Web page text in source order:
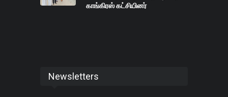
காங்கிரஸ் கட்சியினர்
Newsletters